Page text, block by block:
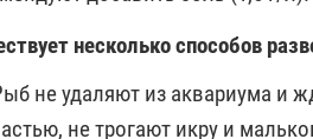
несколько способов
не удаляют из аквариума и
не трогают икру и